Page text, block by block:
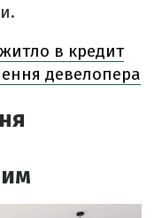
в кредит
девелопера